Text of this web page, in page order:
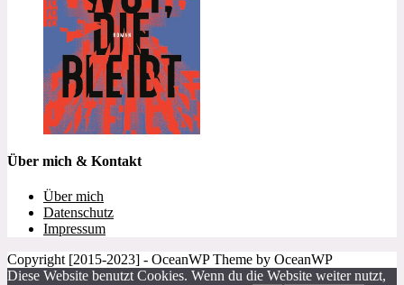
Über mich & Kontakt
Über mich
Datenschutz
Impressum
Copyright [2015-2023] - OceanWP Theme by OceanWP
Diese Website benutzt Cookies. Wenn du die Website weiter nutzt,